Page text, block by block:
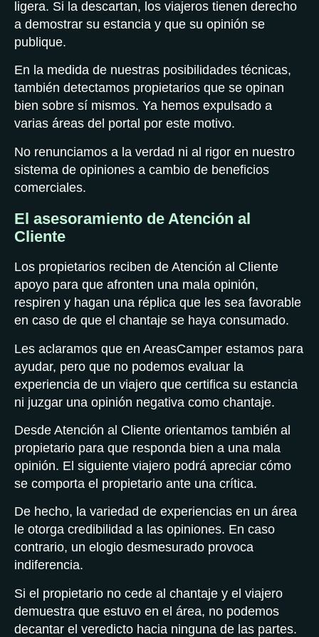
ligera. Si la descartan, los viajeros tienen derecho
a demostrar su estancia y que su opinión se
publique.
En la medida de nuestras posibilidades técnicas,
también detectamos propietarios que se opinan
bien sobre sí mismos. Ya hemos expulsado a
varias áreas del portal por este motivo.
No renunciamos a la verdad ni al rigor en nuestro
sistema de opiniones a cambio de beneficios
comerciales.
El asesoramiento de Atención al
Cliente
Los propietarios reciben de Atención al Cliente
apoyo para que afronten una mala opinión,
respiren y hagan una réplica que les sea favorable
en caso de que el chantaje se haya consumado.
Les aclaramos que en AreasCamper estamos para
ayudar, pero que no podemos evaluar la
experiencia de un viajero que certifica su estancia
ni juzgar una opinión negativa como chantaje.
Desde Atención al Cliente orientamos también al
propietario para que responda bien a una mala
opinión. El siguiente viajero podrá apreciar cómo
se comporta el propietario ante una crítica.
De hecho, la variedad de experiencias en un área
le otorga credibilidad a las opiniones. En caso
contrario, un elogio desmesurado provoca
indiferencia.
Si el propietario no cede al chantaje y el viajero
demuestra que estuvo en el área, no podemos
decantar el veredicto hacia ninguna de las partes.